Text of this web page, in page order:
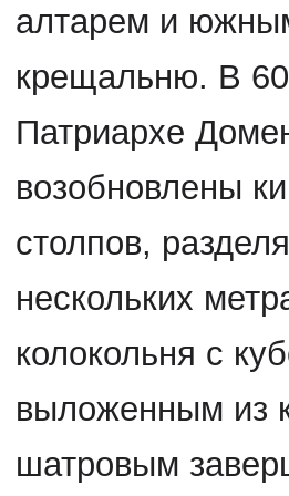
алтарем и
крещальню. В
Патриархе
возобновлены
столпов,
нескольких
колокольня с
выложенным из
шатровым